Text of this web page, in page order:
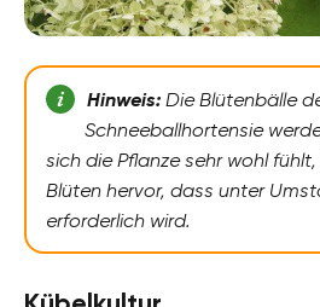
Hinweis:Die Blütenbälle
Schneeballhortensie
sich die Pflanze sehr wohl
Blüten hervor, dass unter
erforderlich wird.